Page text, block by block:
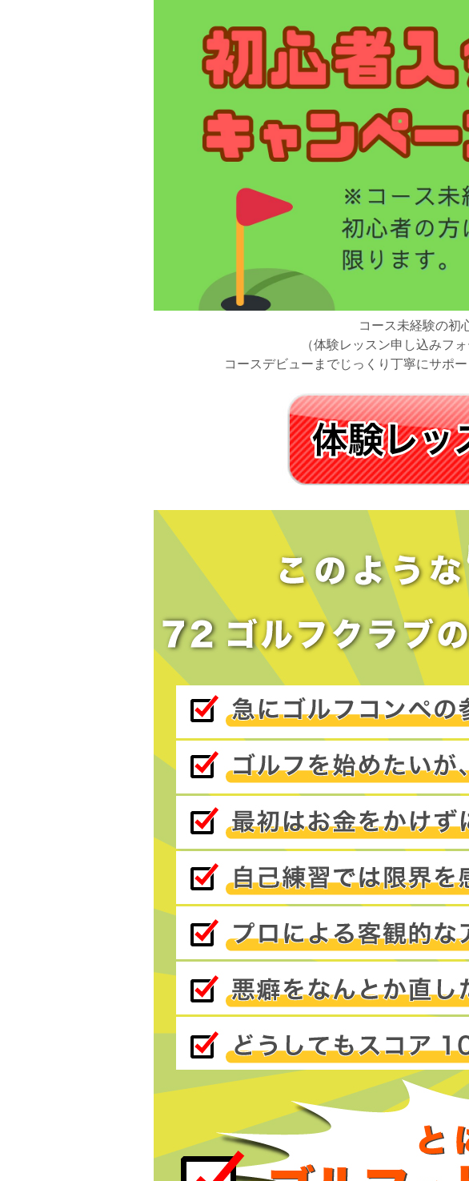
コース未経験の初
（体験レッスン申し込みフ
コースデビューまでじっくり丁寧にサポ